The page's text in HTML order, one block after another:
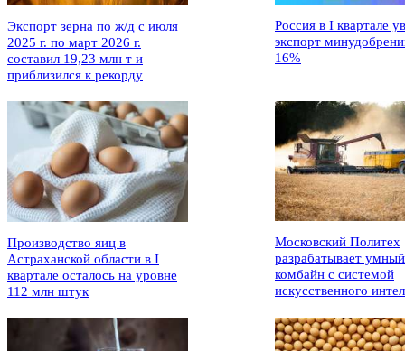
Экспорт зерна по ж/д с июля
2025 г. по март 2026 г.
составил 19,23 млн т и
приблизился к рекорду
Россия в I квартале
экспорт
16%
Производство яиц в
Астраханской области в I
квартале осталось на уровне
112 млн штук
Московский Политех
разрабатывает умный
комбайн с системой
искусственного